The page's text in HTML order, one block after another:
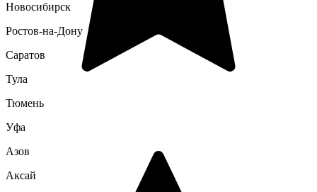
Новосибирск
Ростов-на-Дону
Саратов
Тула
Тюмень
Уфа
Азов
Аксай